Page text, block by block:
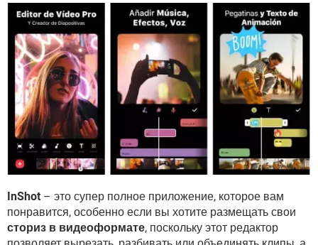
InShot – это супер полное приложение, которое вам
понравится, особенно если вы хотите размещать свои
сториз в видеоформате, поскольку этот редактор